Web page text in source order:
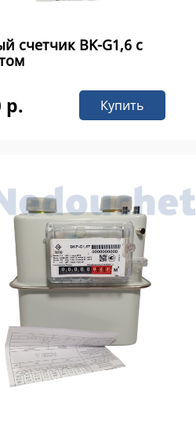
счетчик ВK-G1,6 с
р. Купить